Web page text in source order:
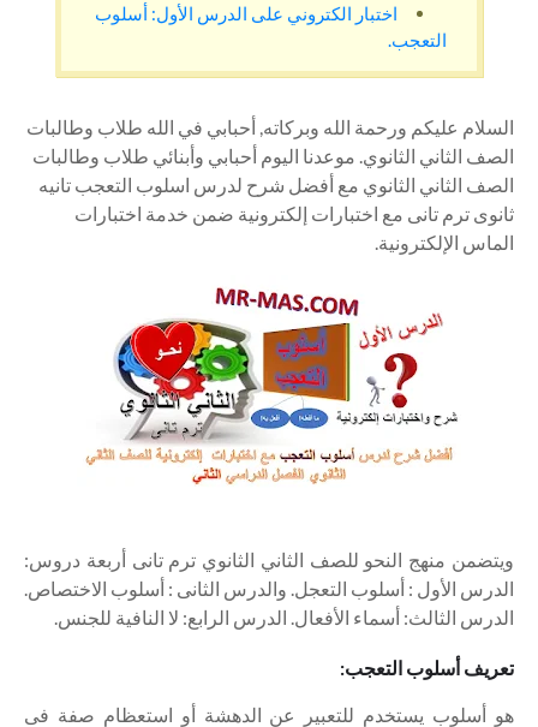
اختبار الكتروني على الدرس الأول: أسلوب
التعجب.
السلام عليكم ورحمة الله وبركاته, أحبابي في الله طلاب وطالبات
الصف الثاني الثانوي. موعدنا اليوم أحبابي وأبنائي طلاب وطالبات
الصف الثاني الثانوي مع أفضل شرح لدرس اسلوب التعجب تانيه
ثانوى ترم تانى مع اختبارات إلكترونية ضمن خدمة اختبارات
الماس الإلكترونية.
ويتضمن منهج النحو للصف الثاني الثانوي ترم تانى أربعة دروس:
الدرس الأول : أسلوب التعجل. والدرس الثانى : أسلوب الاختصاص.
الدرس الثالث: أسماء الأفعال. الدرس الرابع: لا النافية للجنس.
تعريف أسلوب التعجب:
هو أسلوب يستخدم للتعبير عن الدهشة أو استعظام صفة فى